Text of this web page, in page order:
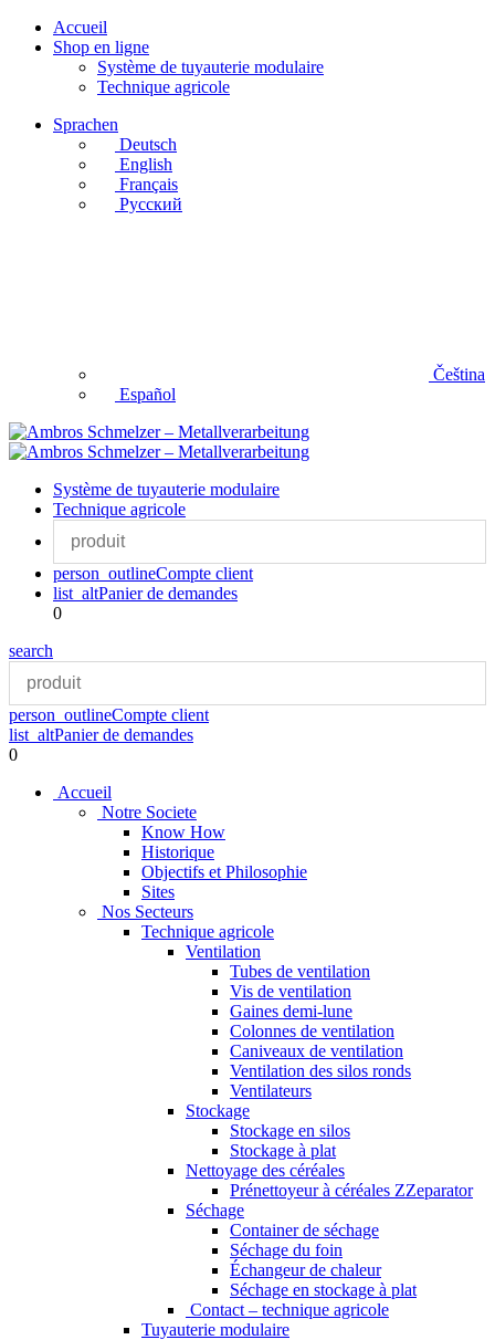
Accueil
Shop en ligne
Système de tuyauterie modulaire
Technique agricole
Sprachen
Deutsch
English
Français
Русский
Čeština
Español
Système de tuyauterie modulaire
Technique agricole
person_outlineCompte client
list_altPanier de demandes
0
search
person_outlineCompte client
list_altPanier de demandes
0
Accueil
Notre Societe
Know How
Historique
Objectifs et Philosophie
Sites
Nos Secteurs
Technique agricole
Ventilation
Tubes de ventilation
Vis de ventilation
Gaines demi-lune
Colonnes de ventilation
Caniveaux de ventilation
Ventilation des silos ronds
Ventilateurs
Stockage
Stockage en silos
Stockage à plat
Nettoyage des céréales
Prénettoyeur à céréales ZZeparator
Séchage
Container de séchage
Séchage du foin
Échangeur de chaleur
Séchage en stockage à plat
Contact – technique agricole
Tuyauterie modulaire